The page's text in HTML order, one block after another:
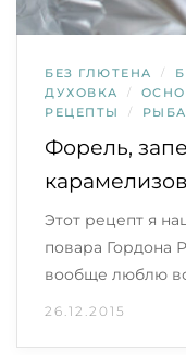
БЕЗ ГЛЮТЕНА /
ДУХОВКА /
РЕЦЕПТЫ / РЫБА
Форель,
Этот рецепт я
повара Гордона
вообще люблю
26.12.2015